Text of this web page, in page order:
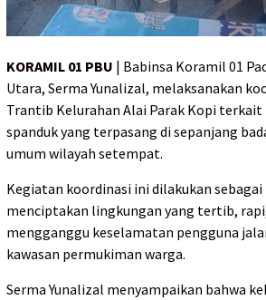
KORAMIL 01 PBU | Babinsa Koramil 01
Utara, Serma Yunalizal, melaksanakan
Trantib Kelurahan Alai Parak Kopi
spanduk yang terpasang di sepanjang
umum wilayah setempat.
Kegiatan koordinasi ini dilakukan
menciptakan lingkungan yang tertib,
mengganggu keselamatan pengguna
kawasan permukiman warga.
Serma Yunalizal menyampaikan bahwa